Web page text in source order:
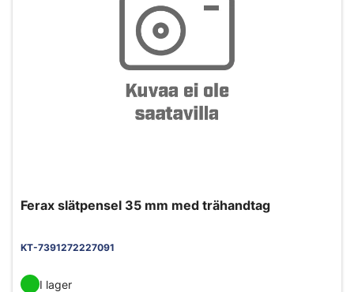
Ferax slätpensel 35 mm med trähandtag
KT-7391272227091
I lager